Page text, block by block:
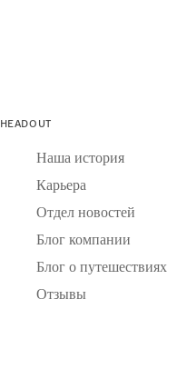
HEADOUT
Наша история
Карьера
Отдел новостей
Блог компании
Блог о путешествиях
Отзывы